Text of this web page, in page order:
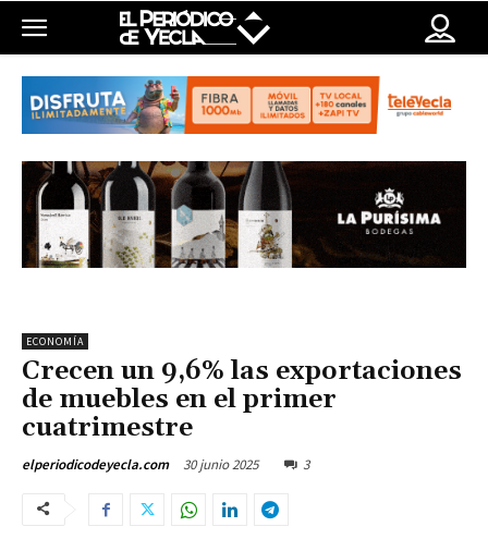
ECONOMÍA
Crecen un 9,6% las exportaciones
de muebles en el primer
cuatrimestre
elperiodicodeyecla.com 30 junio 2025 3